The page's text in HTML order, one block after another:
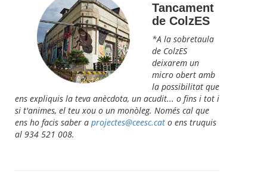
Tancament
de ColzES
*A la sobretaula
de ColzES
deixarem un
micro obert amb
la possibilitat que
ens expliquis la teva anècdota, un acudit... o fins i tot i
si t'animes, el teu xou o un monòleg. Només cal que
ens ho facis saber a projectes@ceesc.cat o ens truquis
al 934 521 008.